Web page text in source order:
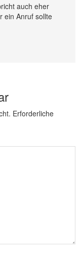
auch eher
ein Anruf sollte
Erforderliche